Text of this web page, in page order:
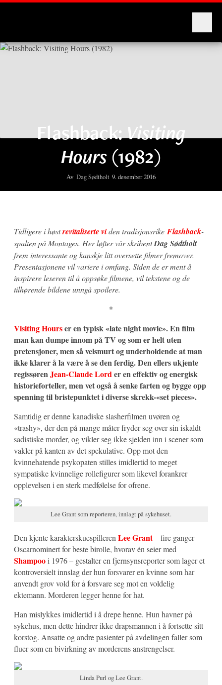
Flashback:Visiting
Hours(1982)
Av Dag Sødtholt 9. desember 2016
Tidligere i høstrevitaliserte viden tradisjonsrikeFlashback-
spalten på Montages. Her løfter vår skribentDag Sødtholt
frem interessante og kanskje litt oversette filmer fremover.
Presentasjonene vil variere i omfang. Siden de er ment å
inspirere leseren til å oppsøke filmene, vil tekstene og de
tilhørende bildene unngå spoilere.
*
Visiting Hourser en typisk «late night movie». En film
man kan dumpe innom på TV og som er helt uten
pretensjoner, men så velsmurt og underholdende at man
ikke klarer å la være å se den ferdig. Den ellers ukjente
regissørenJean-Claude Lorder en effektiv og energisk
historieforteller, men vet også å senke farten og bygge opp
spenning til bristepunktet i diverse skrekk-«set pieces».
Samtidig er denne kanadiske slasherfilmen uvøren og
«trashy», der den på mange måter fryder seg over sin iskaldt
sadistiske morder, og vikler seg ikke sjelden inn i scener som
vakler på kanten av det spekulative. Opp mot den
kvinnehatende psykopaten stilles imidlertid to meget
sympatiske kvinnelige rollefigurer som likevel forankrer
opplevelsen i en sterk medfølelse for ofrene.
Lee Grant som reporteren, innlagt på sykehuset.
Den kjente karakterskuespilleren Lee Grant– fire ganger
Oscarnominert for beste birolle, hvorav én seier med
Shampooi 1976 – gestalter en fjernsynsreporter som lager et
kontroversielt innslag der hun forsvarer en kvinne som har
anvendt grov vold for å forsvare seg mot en voldelig
ektemann. Morderen legger henne for hat.
Han mislykkes imidlertid i å drepe henne. Hun havner på
sykehus, men dette hindrer ikke drapsmannen i å fortsette sitt
korstog. Ansatte og andre pasienter på avdelingen faller som
fluer som en bivirkning av morderens anstrengelser.
Linda Purl og Lee Grant.